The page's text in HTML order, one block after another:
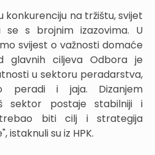
konkurenciju na tržištu, svijet
se s brojnim izazovima. U
svijest o važnosti domaće
glavnih ciljeva Odbora je
u sektoru peradarstva,
peradi i jaja. Dizanjem
sektor postaje stabilniji i
biti cilj i strategija
su iz HPK.